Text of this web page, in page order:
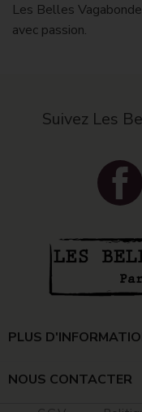
Les Belles
avec passion.
Suivez Les
PLUS
NOUS CONTACTER